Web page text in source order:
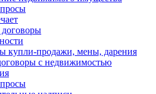
купли-продажи, мены, дарения
с недвижимостью